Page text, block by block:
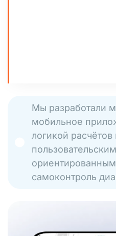
Мы разработали
мобильное
логикой
самоконтроль